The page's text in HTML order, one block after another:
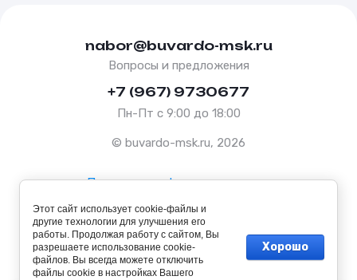
nabor@buvardo-msk.ru
Вопросы и предложения
+7 (967) 9730677
Пн-Пт с 9:00 до 18:00
© buvardo-msk.ru, 2026
Политика конфиденциальности
Оферта
Этот сайт использует cookie-файлы и
другие технологии для улучшения его
работы. Продолжая работу с сайтом, Вы
разрешаете использование cookie-
файлов. Вы всегда можете отключить
файлы cookie в настройках Вашего
Хорошо